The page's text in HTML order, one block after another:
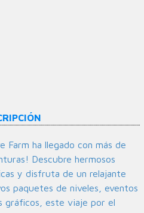
Farm ha llegado con más de
Descubre hermosos
y disfruta de un relajante
paquetes de niveles, eventos
gráficos, este viaje por el